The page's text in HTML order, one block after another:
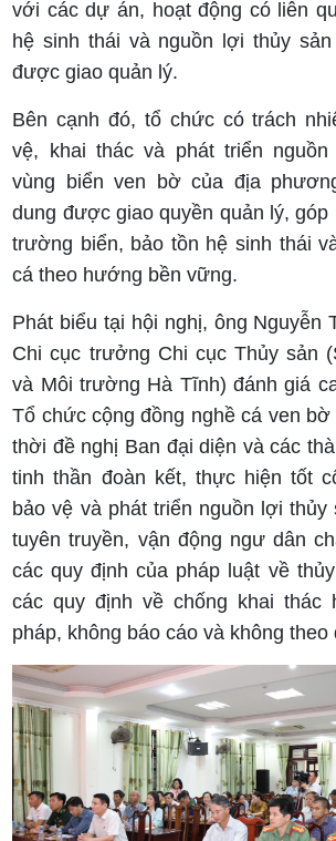
với các dự án, hoạt động có liên
hệ sinh thái và nguồn lợi thủy
được giao quản lý.
Bên cạnh đó, tổ chức có trách
vệ, khai thác và phát triển
vùng biển ven bờ của địa
dung được giao quyền quản lý, góp
trường biển, bảo tồn hệ sinh thái
cá theo hướng bền vững.
Phát biểu tại hội nghị, ông Nguyễn
Chi cục trưởng Chi cục Thủy sản
và Môi trường Hà Tĩnh) đánh giá
Tổ chức cộng đồng nghề cá ven bờ
thời đề nghị Ban đại diện và các
tinh thần đoàn kết, thực hiện tốt
bảo vệ và phát triển nguồn lợi
tuyên truyền, vận động ngư dân
các quy định của pháp luật về
các quy định về chống khai thác
pháp, không báo cáo và không theo